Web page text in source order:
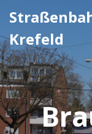
Krefeld